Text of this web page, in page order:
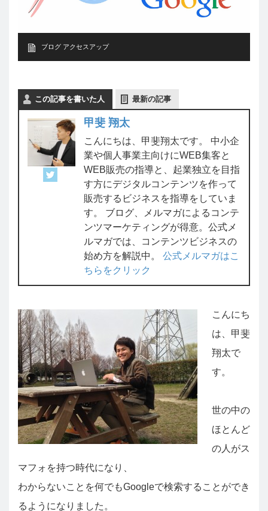
ブログ アクセスアップ
この記事を書いた人 最新の記事
甲斐 翔太
こんにちは、甲斐翔太です。 中小企
業や個人事業主向けにWEB集客と
WEB販売の指導と、起業独立を目指
す方にデジタルコンテンツを作って
販売するビジネスを指導をしていま
す。 ブログ、メルマガによるコンテ
ンツマーケティングが得意。公式メ
ルマガでは、コンテンツビジネスの
始め方を解説中。 公式メルマガはこ
ちらをクリック
こんにち
は、甲斐
翔太で
す。
世の中の
ほとんど
の人がス
マフォを持つ時代になり、
わからないことを何でもGoogleで検索することができ
るようになりました。